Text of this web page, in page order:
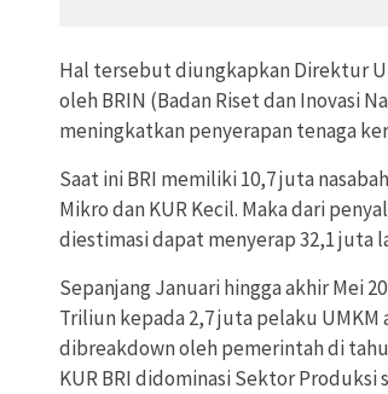
Hal tersebut diungkapkan Direktur
oleh BRIN (Badan Riset dan Inovasi
meningkatkan penyerapan tenaga
Saat ini BRI memiliki 10,7 juta
Mikro dan KUR Kecil. Maka dari
diestimasi dapat menyerap 32,1 juta
Sepanjang Januari hingga akhir Mei
Triliun kepada 2,7 juta pelaku
dibreakdown oleh pemerintah di
KUR BRI didominasi Sektor Produksi